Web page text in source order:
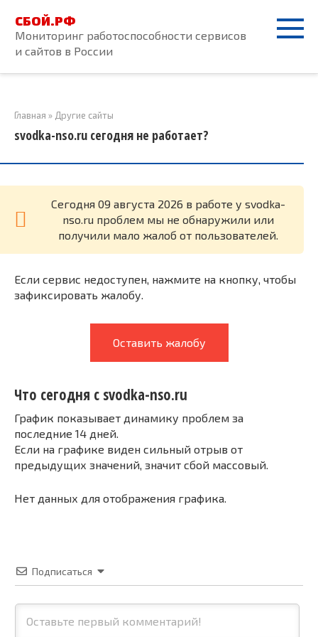
контенту
СБОЙ.РФ
Мониторинг работоспособности сервисов
и сайтов в России
Главная » Другие сайты
svodka-nso.ru сегодня не работает?
Cегодня 09 августа 2026 в работе у svodka-
nso.ru проблем мы не обнаружили или
получили мало жалоб от пользователей.
Если сервис недоступен, нажмите на кнопку, чтобы
зафиксировать жалобу.
Оставить жалобу
Что сегодня с svodka-nso.ru
График показывает динамику проблем за
последние 14 дней.
Если на графике виден сильный отрыв от
предыдущих значений, значит сбой массовый.
Нет данных для отображения графика.
Подписаться